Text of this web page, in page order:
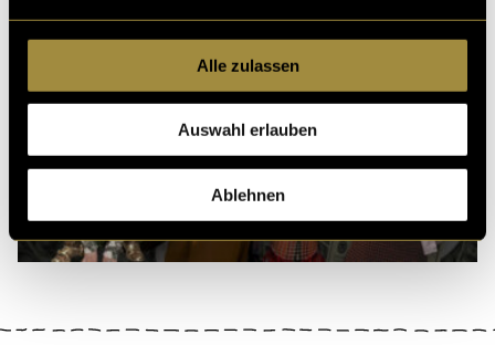
Alle zulassen
Auswahl erlauben
Ablehnen